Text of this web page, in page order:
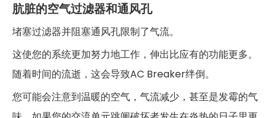
肮脏的空气过滤器和通风孔
堵塞过滤器并阻塞通风孔限制了气流。
这使您的系统更加努力地工作，伸出比应有的功能更多。
随着时间的流逝，这会导致AC Breaker绊倒。
您可能会注意到温暖的空气，气流减少，甚至是发霉的气